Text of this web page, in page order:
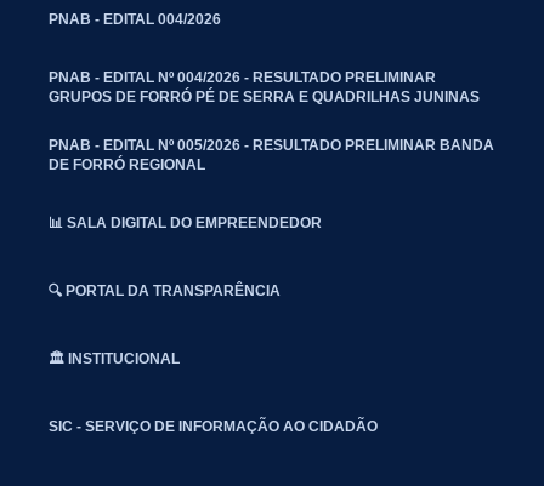
PNAB - EDITAL 004/2026
PNAB - EDITAL Nº 004/2026 - RESULTADO PRELIMINAR
GRUPOS DE FORRÓ PÉ DE SERRA E QUADRILHAS JUNINAS
PNAB - EDITAL Nº 005/2026 - RESULTADO PRELIMINAR BANDA
DE FORRÓ REGIONAL
📊 SALA DIGITAL DO EMPREENDEDOR
🔍 PORTAL DA TRANSPARÊNCIA
🏛️ INSTITUCIONAL
SIC - SERVIÇO DE INFORMAÇÃO AO CIDADÃO